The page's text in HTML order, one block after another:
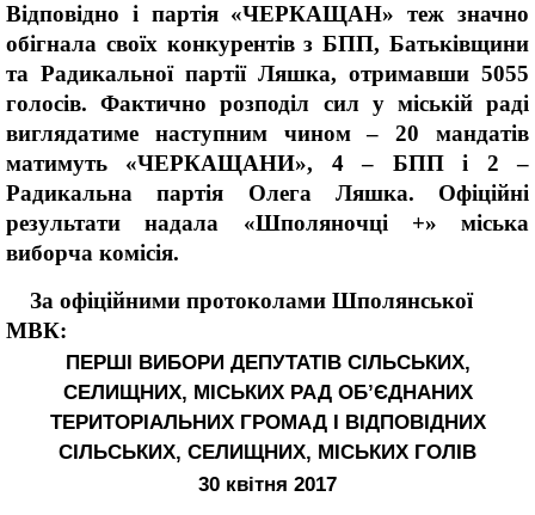
Відповідно і партія «ЧЕРКАЩАН» теж значно
обігнала своїх конкурентів з БПП, Батьківщини
та Радикальної партії Ляшка, отримавши 5055
голосів. Фактично розподіл сил у міській раді
виглядатиме наступним чином – 20 мандатів
матимуть «ЧЕРКАЩАНИ», 4 – БПП і 2 –
Радикальна партія Олега Ляшка. Офіційні
результати надала «Шполяночці +» міська
виборча комісія.
За офіційними протоколами Шполянської
МВК:
ПЕРШ
I ВИБОРИ ДЕПУТАТІВ СІЛЬСЬКИХ,
СЕЛИЩНИХ, МІСЬКИХ РАД ОБ’ЄДНАНИХ
ТЕРИТОРІАЛЬНИХ ГРОМАД І ВІДПОВІДНИХ
СІЛЬСЬКИХ, СЕЛИЩНИХ, МІСЬКИХ ГОЛІВ
30 квітня 2017